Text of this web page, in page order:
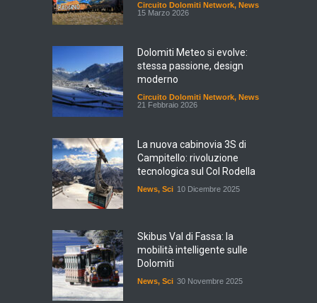
Circuito Dolomiti Network, News
15 Marzo 2026
Dolomiti Meteo si evolve:
stessa passione, design
moderno
Circuito Dolomiti Network, News
21 Febbraio 2026
La nuova cabinovia 3S di
Campitello: rivoluzione
tecnologica sul Col Rodella
News, Sci 10 Dicembre 2025
Skibus Val di Fassa: la
mobilità intelligente sulle
Dolomiti
News, Sci 30 Novembre 2025